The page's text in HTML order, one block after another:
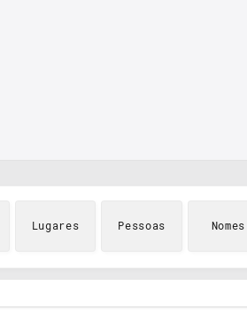
Lugares Pessoas Nomes